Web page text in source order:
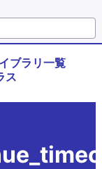
ブラリ一覧
ス